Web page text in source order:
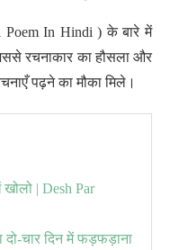
Poem In Hindi ) के बारे में
रचनाकार का हौसला और
पढ़ने का मौका मिले।
| Desh Par
दो-चार दिन में फड़फड़ाना